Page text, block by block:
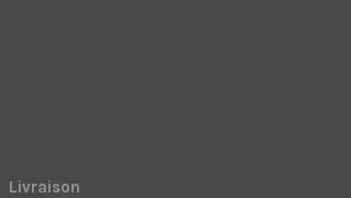
Livraison